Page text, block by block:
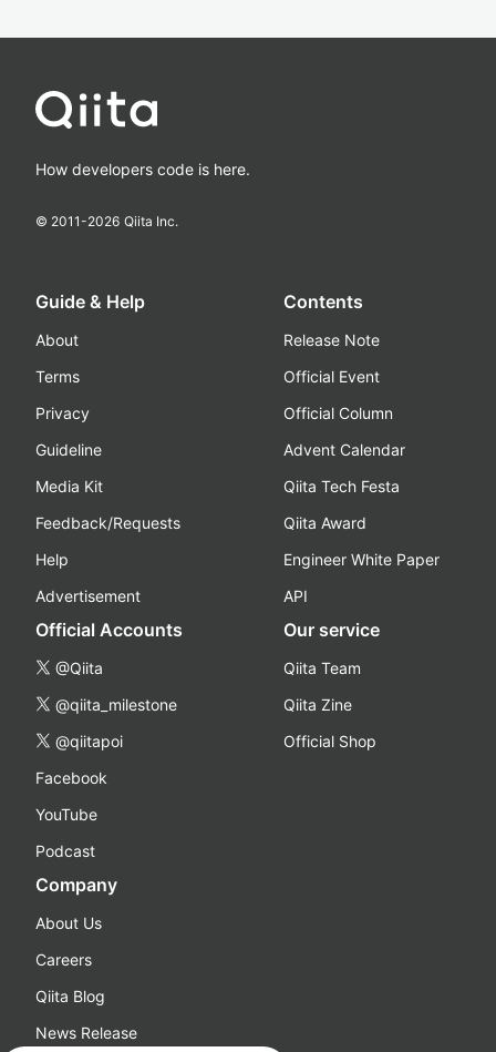
How developers code is here.
© 2011-2026 Qiita Inc.
Guide & Help
About
Terms
Privacy
Guideline
Media Kit
Feedback/Requests
Help
Advertisement
Contents
Release Note
Official Event
Official Column
Advent Calendar
Qiita Tech Festa
Qiita Award
Engineer White Paper
API
Official Accounts
@Qiita
@qiita_milestone
@qiitapoi
Facebook
YouTube
Podcast
Our service
Qiita Team
Qiita Zine
Official Shop
Company
About Us
Careers
Qiita Blog
News Release